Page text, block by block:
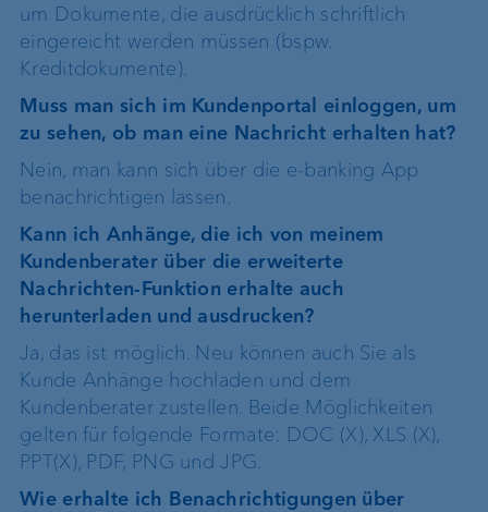
um Dokumente, die ausdrücklich schriftlich
eingereicht werden müssen (bspw.
Kreditdokumente).
Muss man sich im Kundenportal einloggen, um
zu sehen, ob man eine Nachricht erhalten hat?
Nein, man kann sich über die e-banking App
benachrichtigen lassen.
Kann ich Anhänge, die ich von meinem
Kundenberater über die erweiterte
Nachrichten-Funktion erhalte auch
herunterladen und ausdrucken?
Ja, das ist möglich. Neu können auch Sie als
Kunde Anhänge hochladen und dem
Kundenberater zustellen. Beide Möglichkeiten
gelten für folgende Formate: DOC (X), XLS (X),
PPT(X), PDF, PNG und JPG.
Wie erhalte ich Benachrichtigungen über